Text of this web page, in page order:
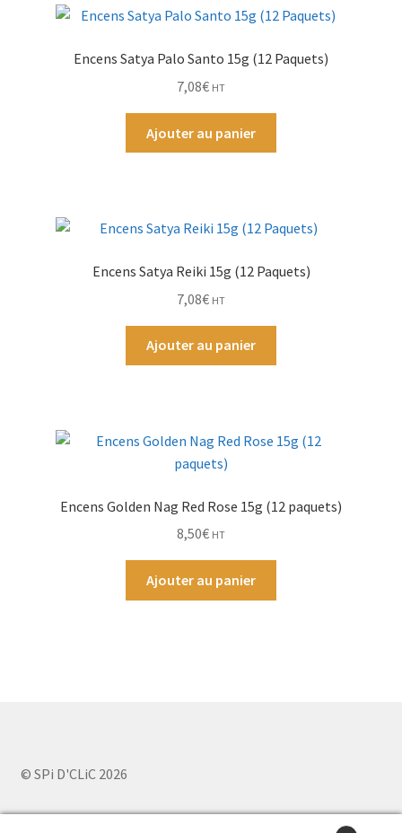
Divers
Encens Satya Palo Santo 15g (12 Paquets)
7,08€ HT
Ajouter au panier
Encens Satya Reiki 15g (12 Paquets)
7,08€ HT
Ajouter au panier
Encens Golden Nag Red Rose 15g (12 paquets)
8,50€ HT
Ajouter au panier
© SPi D'CLiC 2026